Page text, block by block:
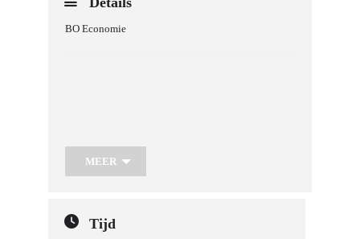
BO Economie
MEER
Tijd